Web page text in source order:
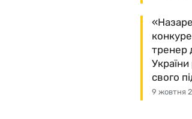
9 жовтня
тренер
свого